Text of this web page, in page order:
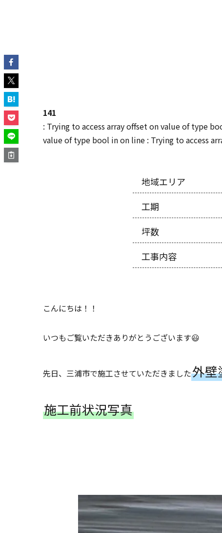
141
: Trying to access array offset on value of type
value of type bool inon line : Trying to access
地域エリア
工期
坪数
工事内容
こんにちは！！
いつもご覧いただきありがとうございます😃
先日、三浦市で施工させていただきました外壁
施工前状況写真